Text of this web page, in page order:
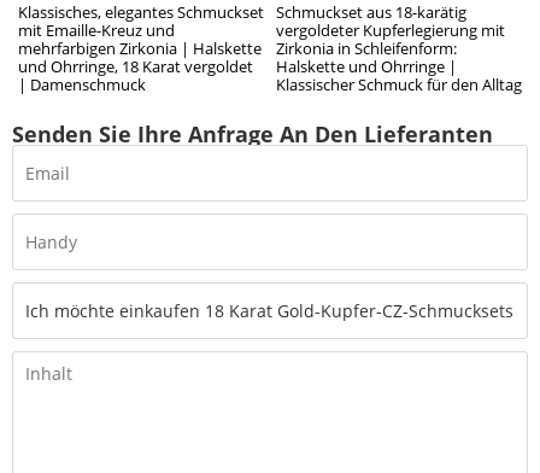
Klassisches, elegantes Schmuckset
mit Emaille-Kreuz und
mehrfarbigen Zirkonia | Halskette
und Ohrringe, 18 Karat vergoldet
| Damenschmuck
Schmuckset aus 18-karätig
vergoldeter Kupferlegierung mit
Zirkonia in Schleifenform:
Halskette und Ohrringe |
Klassischer Schmuck für den Alltag
Senden Sie Ihre Anfrage An Den Lieferanten